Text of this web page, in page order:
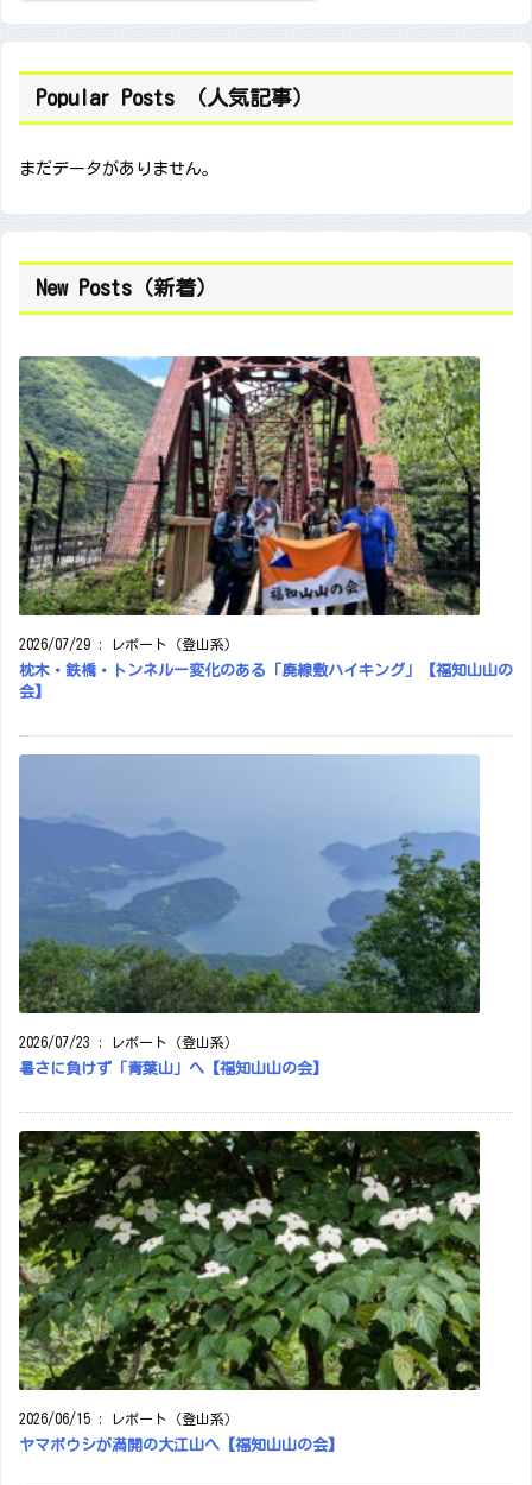
Popular Posts （人気記事）
まだデータがありません。
New Posts（新着）
2026/07/29 : レポート（登山系）
枕木・鉄橋・トンネルー変化のある「廃線敷ハイキング」【福知山山の
会】
2026/07/23 : レポート（登山系）
暑さに負けず「青葉山」へ【福知山山の会】
2026/06/15 : レポート（登山系）
ヤマボウシが満開の大江山へ【福知山山の会】